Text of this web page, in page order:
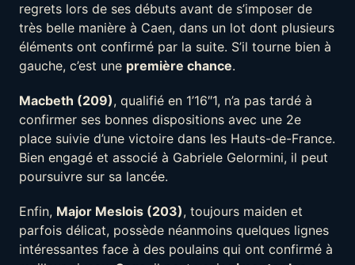
regrets lors de ses débuts avant de s’imposer de
très belle manière à Caen, dans un lot dont plusieurs
éléments ont confirmé par la suite. S’il tourne bien à
gauche, c’est une première chance.
Macbeth (209), qualifié en 1’16″1, n’a pas tardé à
confirmer ses bonnes dispositions avec une 2e
place suivie d’une victoire dans les Hauts-de-France.
Bien engagé et associé à Gabriele Gelormini, il peut
poursuivre sur sa lancée.
Enfin, Major Meslois (203), toujours maiden et
parfois délicat, possède néanmoins quelques lignes
intéressantes face à des poulains qui ont confirmé à